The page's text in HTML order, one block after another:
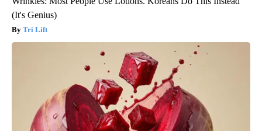
(It's Genius)
Tri Lift